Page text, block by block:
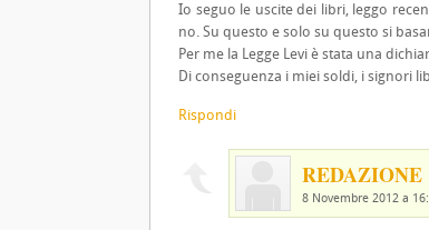
Io seguo le uscite dei libri, leggo
no. Su questo e solo su questo si
Per me la Legge Levi è stata una
Di conseguenza i miei soldi, i signori
Rispondi
REDAZIONE
8 Novembre 2012 a